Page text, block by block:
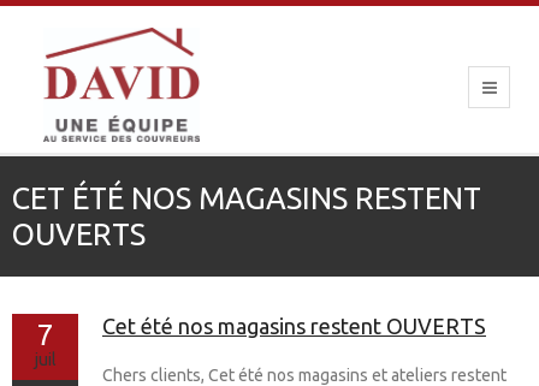
CET ÉTÉ NOS MAGASINS RESTENT
OUVERTS
7
juil
Cet été nos magasins restent OUVERTS
Chers clients, Cet été nos magasins et ateliers restent